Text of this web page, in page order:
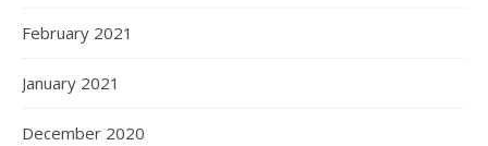
February 2021
January 2021
December 2020